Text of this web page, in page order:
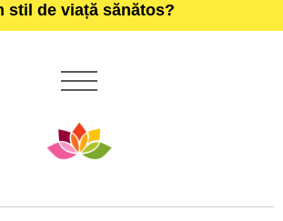
stil de viață sănătos?